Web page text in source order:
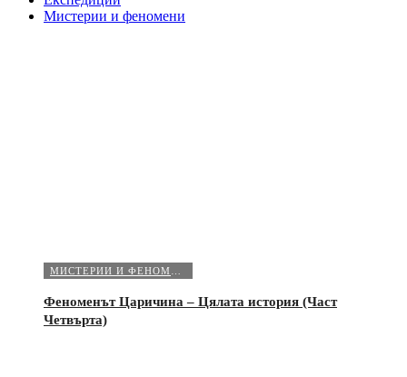
Мистерии и феномени
Феноменът Царичина – Цялата история (Част
Четвърта)